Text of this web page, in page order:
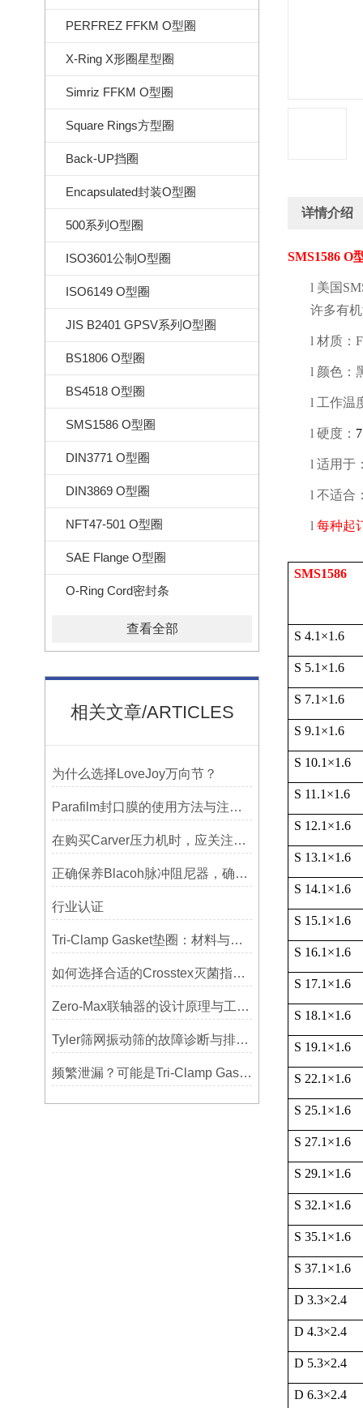
PERFREZ FFKM O型圈
X-Ring X形圈星型圈
Simriz FFKM O型圈
Square Rings方型圈
Back-UP挡圈
Encapsulated封装O型圈
500系列O型圈
ISO3601公制O型圈
ISO6149 O型圈
JIS B2401 GPSV系列O型圈
BS1806 O型圈
BS4518 O型圈
SMS1586 O型圈
DIN3771 O型圈
DIN3869 O型圈
NFT47-501 O型圈
SAE Flange O型圈
O-Ring Cord密封条
查看全部
相关文章/ARTICLES
为什么选择LoveJoy万向节？
Parafilm封口膜的使用方法与注意事项
在购买Carver压力机时，应关注哪些性能指标？
正确保养Blacoh脉冲阻尼器，确保长期稳定运行
行业认证
Tri-Clamp Gasket垫圈：材料与应用的全面指南
如何选择合适的Crosstex灭菌指示标签？
Zero-Max联轴器的设计原理与工艺流程解析
Tyler筛网振动筛的故障诊断与排除方法总结
频繁泄漏？可能是Tri-Clamp Gasket垫圈安装的这5个误区导致的
详情介绍
SMS1586 O
l 美国
许多有
l 材质：
l 颜色：
l 工作温
l 硬度：
l 适用于
l 不适合
l 每种起
SMS1586
S 4.1 ×1.6
S 5.1 ×1.6
S 7.1 ×1.6
S 9.1 ×1.6
S 10.1 ×1.6
S 11.1 ×1.6
S 12.1 ×1.6
S 13.1 ×1.6
S 14.1 ×1.6
S 15.1 ×1.6
S 16.1 ×1.6
S 17.1 ×1.6
S 18.1 ×1.6
S 19.1 ×1.6
S 22.1 ×1.6
S 25.1 ×1.6
S 27.1 ×1.6
S 29.1 ×1.6
S 32.1 ×1.6
S 35.1 ×1.6
S 37.1 ×1.6
D 3.3×2.4
D 4.3×2.4
D 5.3×2.4
D 6.3×2.4